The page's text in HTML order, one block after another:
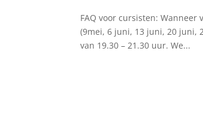
FAQ voor cursisten:
(9mei, 6 juni, 13 juni, 20 juni,
van 19.30 – 21.30 uur. We...